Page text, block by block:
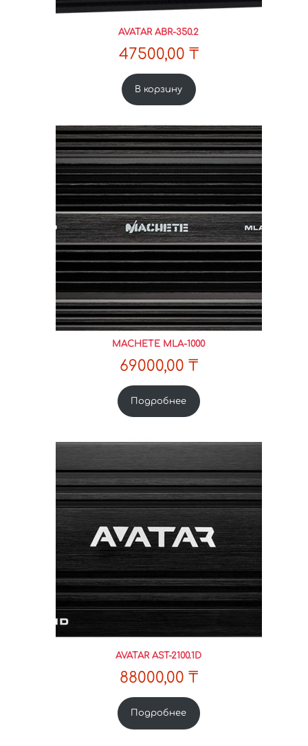
AVATAR ABR-350.2
47500,00 ₸
В корзину
MACHETE MLA-1000
69000,00 ₸
Подробнее
AVATAR AST-2100.1D
88000,00 ₸
Подробнее